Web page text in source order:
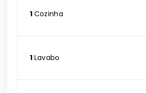
1 Cozinha
1 Lavabo